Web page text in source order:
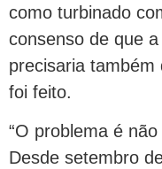
como turbinado
consenso de que
precisaria
foi feito.
“O problema é
Desde setembro